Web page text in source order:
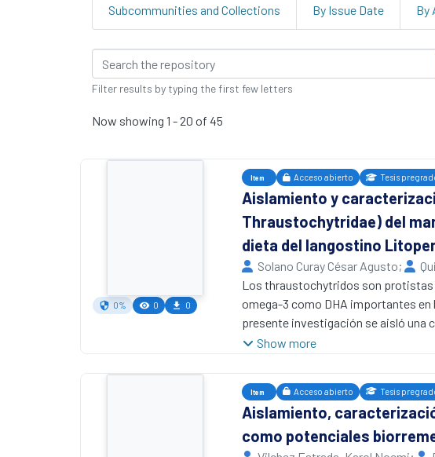
Subcommunities and Collections By Issue Date By
Browsing Maestría en
Filter results by typing the first few letters
Now showing 1 - 20 of 45
0% 0 0
Item Acceso abierto Tesis
Aislamiento y
Thraustochytridae) del
dieta del langostino
Solano Curay César Agusto;
Los thraustochytridos son protistas
omega-3 como DHA importantes en
presente investigación se aisló una
limacinum. Mediante la microscopía
una desaturasa delta-4, enzimas de
% de biomasa de Schizochytrium
vannamei, mostrando un
Show more
Item Acceso abierto Tesis
Aislamiento,
como potenciales